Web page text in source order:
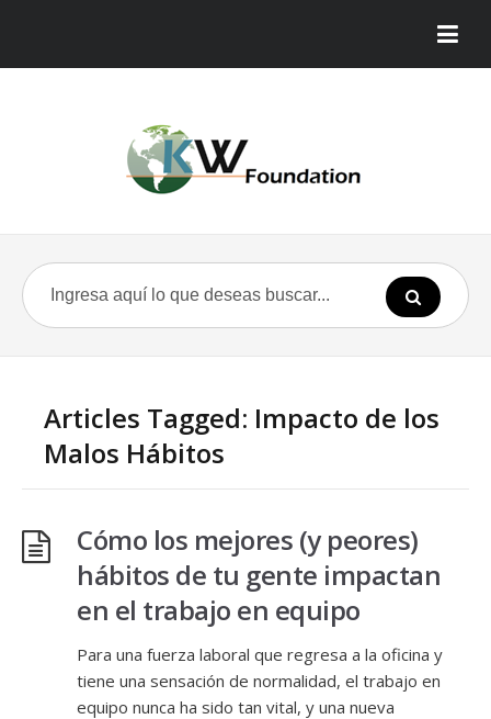
Articles Tagged: Impacto de los
Malos Hábitos
Cómo los mejores (y peores)
hábitos de tu gente impactan
en el trabajo en equipo
Para una fuerza laboral que regresa a la oficina y
tiene una sensación de normalidad, el trabajo en
equipo nunca ha sido tan vital, y una nueva